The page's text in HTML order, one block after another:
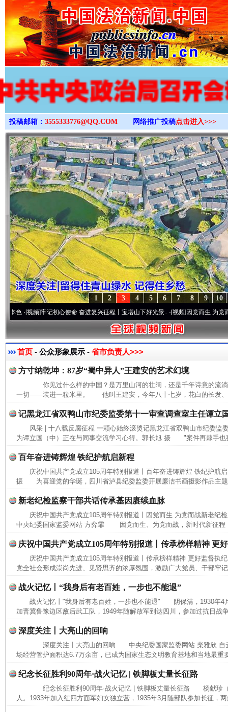
>
投稿邮箱： 3555333776@QQ.COM 网络推广投稿点击进入>>>
10
9
8
7
6
5
4
3
2
1
视频]牢记初心使命 奋进复兴征程丨宝塔山下好光景..·[视频]因党而生 为党而战——
首页 - 公众形象展示 - 省市负责人>>>
方寸纳乾坤：87岁“蜀中异人”王建安的艺术幻境
你见过什么样的中国？是万里山河的壮阔，还是千年诗意的
一切——装进一粒米里。 他叫王建安，今年八十七岁，花白的长发、
记黑龙江省双鸭山市纪委监委第十一审查调查室主任谭立
风采 | 十八载反腐征程 一颗心始终滚烫记黑龙江省双鸭山市纪委监
为谭立国（中）正在与同事交流学习心得。郭长旭 摄 "案件再棘手也
百年奋进铸辉煌 铁纪护航启新程
庆祝中国共产党成立105周年特别报道丨百年奋进铸辉煌 铁纪护航
振 为喜迎党的华诞，四川省泸县纪委监委开展廉洁书画摄影作品主
新老纪检监察干部共话传承基因赓续血脉
庆祝中国共产党成立105周年特别报道丨因党而生 为党而战新老纪
中央纪委国家监委网站 方弈霏 因党而生、为党而战，新时代新征程
庆祝中国共产党成立105周年特别报道丨传承榜样精神 更
庆祝中国共产党成立105周年特别报道丨传承榜样精神 更好监督
党全社会形成崇尚先进、见贤思齐的浓厚氛围，激励广大党员、干部牢
战火记忆丨“我身后有老百姓，一步也不能退”
战火记忆丨"我身后有老百姓，一步也不能退" 阴保清，1930年4
加晋冀鲁豫边区敌后武工队，1949年随解放军到达四川，参加过抗日战
深度关注丨大亮山的回响
深度关注丨大亮山的回响 中央纪委国家监委网站 柴雅欣
场经营管护面积达6.7万余亩，已成为国家生态文明教育基地和当地最重
纪念长征胜利90周年·战火记忆 | 铁脚板丈量长征路
纪念长征胜利90周年·战火记忆 | 铁脚板丈量长征路 杨献珍（
人。1933年加入红四方面军妇女独立营，1935年3月随部队参加长征，